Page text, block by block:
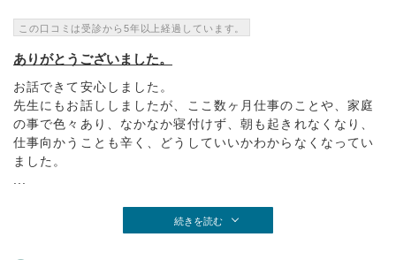
この口コミは受診から5年以上経過しています。
ありがとうございました。
お話できて安心しました。
先生にもお話ししましたが、ここ数ヶ月仕事のことや、家庭
の事で色々あり、なかなか寝付けず、朝も起きれなくなり、
仕事向かうことも辛く、どうしていいかわからなくなってい
ました。
続きを読む